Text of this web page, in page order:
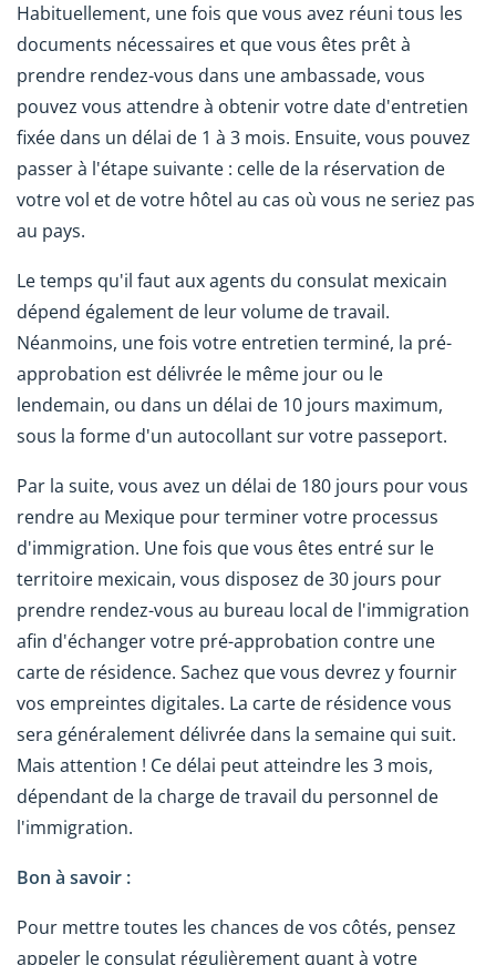
Habituellement, une fois que vous avez réuni tous les
documents nécessaires et que vous êtes prêt à
prendre rendez-vous dans une ambassade, vous
pouvez vous attendre à obtenir votre date d'entretien
fixée dans un délai de 1 à 3 mois. Ensuite, vous pouvez
passer à l'étape suivante : celle de la réservation de
votre vol et de votre hôtel au cas où vous ne seriez pas
au pays.
Le temps qu'il faut aux agents du consulat mexicain
dépend également de leur volume de travail.
Néanmoins, une fois votre entretien terminé, la pré-
approbation est délivrée le même jour ou le
lendemain, ou dans un délai de 10 jours maximum,
sous la forme d'un autocollant sur votre passeport.
Par la suite, vous avez un délai de 180 jours pour vous
rendre au Mexique pour terminer votre processus
d'immigration. Une fois que vous êtes entré sur le
territoire mexicain, vous disposez de 30 jours pour
prendre rendez-vous au bureau local de l'immigration
afin d'échanger votre pré-approbation contre une
carte de résidence. Sachez que vous devrez y fournir
vos empreintes digitales. La carte de résidence vous
sera généralement délivrée dans la semaine qui suit.
Mais attention ! Ce délai peut atteindre les 3 mois,
dépendant de la charge de travail du personnel de
l'immigration.
Bon à savoir :
Pour mettre toutes les chances de vos côtés, pensez
appeler le consulat régulièrement quant à votre